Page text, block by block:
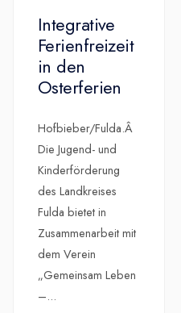
Integrative
Ferienfreizeit
in den
Osterferien
Hofbieber/Fulda.Â
Die Jugend- und
Kinderförderung
des Landkreises
Fulda bietet in
Zusammenarbeit mit
dem Verein
„Gemeinsam Leben
–...